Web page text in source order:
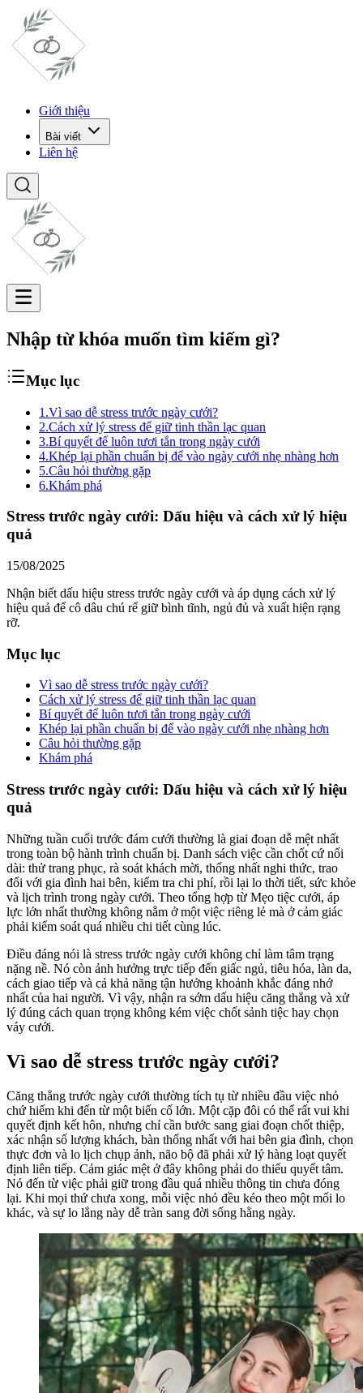
Giới thiệu
Bài viết
Liên hệ
Nhập từ khóa muốn tìm kiếm gì?
Mục lục
1.Vì sao dễ stress trước ngày cưới?
2.Cách xử lý stress để giữ tinh thần lạc quan
3.Bí quyết để luôn tươi tắn trong ngày cưới
4.Khép lại phần chuẩn bị để vào ngày cưới nhẹ nhàng hơn
5.Câu hỏi thường gặp
6.Khám phá
Stress trước ngày cưới: Dấu hiệu và cách xử lý hiệu
quả
15/08/2025
Nhận biết dấu hiệu stress trước ngày cưới và áp dụng cách xử lý
hiệu quả để cô dâu chú rể giữ bình tĩnh, ngủ đủ và xuất hiện rạng
rỡ.
Mục lục
Vì sao dễ stress trước ngày cưới?
Cách xử lý stress để giữ tinh thần lạc quan
Bí quyết để luôn tươi tắn trong ngày cưới
Khép lại phần chuẩn bị để vào ngày cưới nhẹ nhàng hơn
Câu hỏi thường gặp
Khám phá
Stress trước ngày cưới: Dấu hiệu và cách xử lý hiệu
quả
Những tuần cuối trước đám cưới thường là giai đoạn dễ mệt nhất
trong toàn bộ hành trình chuẩn bị. Danh sách việc cần chốt cứ nối
dài: thử trang phục, rà soát khách mời, thống nhất nghi thức, trao
đổi với gia đình hai bên, kiểm tra chi phí, rồi lại lo thời tiết, sức khỏe
và lịch trình trong ngày cưới. Theo tổng hợp từ Mẹo tiệc cưới, áp
lực lớn nhất thường không nằm ở một việc riêng lẻ mà ở cảm giác
phải kiểm soát quá nhiều chi tiết cùng lúc.
Điều đáng nói là stress trước ngày cưới không chỉ làm tâm trạng
nặng nề. Nó còn ảnh hưởng trực tiếp đến giấc ngủ, tiêu hóa, làn da,
cách giao tiếp và cả khả năng tận hưởng khoảnh khắc đáng nhớ
nhất của hai người. Vì vậy, nhận ra sớm dấu hiệu căng thẳng và xử
lý đúng cách quan trọng không kém việc chốt sảnh tiệc hay chọn
váy cưới.
Vì sao dễ stress trước ngày cưới?
Căng thẳng trước ngày cưới thường tích tụ từ nhiều đầu việc nhỏ
chứ hiếm khi đến từ một biến cố lớn. Một cặp đôi có thể rất vui khi
quyết định kết hôn, nhưng chỉ cần bước sang giai đoạn chốt thiệp,
xác nhận số lượng khách, bàn thống nhất với hai bên gia đình, chọn
thực đơn và lo lịch chụp ảnh, não bộ đã phải xử lý hàng loạt quyết
định liên tiếp. Cảm giác mệt ở đây không phải do thiếu quyết tâm.
Nó đến từ việc phải giữ trong đầu quá nhiều thông tin chưa đóng
lại. Khi mọi thứ chưa xong, mỗi việc nhỏ đều kéo theo một mối lo
khác, và sự lo lắng này dễ tràn sang đời sống hằng ngày.